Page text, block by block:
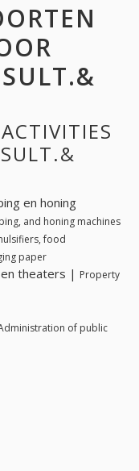
en honing
and honing machines
food
paper
theaters | Property
of public